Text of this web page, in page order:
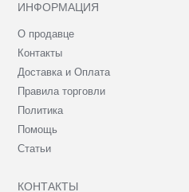
ИНФОРМАЦИЯ
О продавце
Контакты
Доставка и Оплата
Правила торговли
Политика
Помощь
Статьи
КОНТАКТЫ